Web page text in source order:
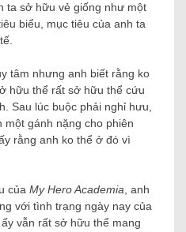
ta sở hữu vẻ giống như một
biểu, mục tiêu của anh ta
tâm nhưng anh biết rằng ko
hữu thể rất sở hữu thể cứu
Sau lúc buộc phải nghỉ hưu,
gánh nặng cho phiên
rằng anh ko thể ở đó vì
của My Hero Academia, anh
với tình trạng ngày nay của
vẫn rất sở hữu thể mang